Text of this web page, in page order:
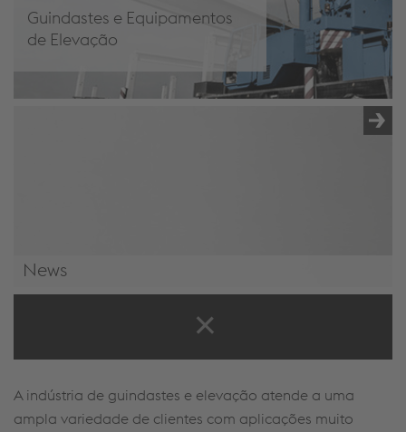
Guindastes e Equipamentos
de Elevação
News
A indústria de guindastes e elevação atende a uma
ampla variedade de clientes com aplicações muito